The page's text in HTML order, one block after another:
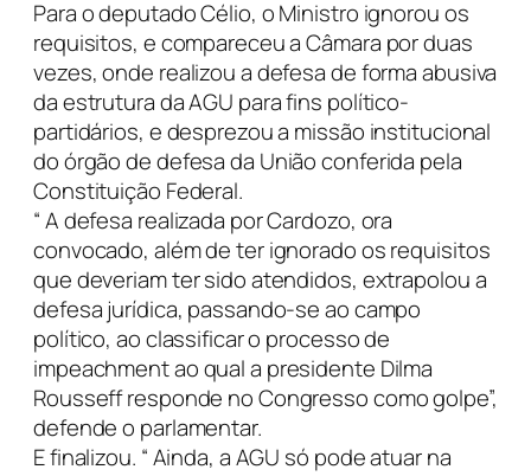
Para o deputado Célio, o Ministro ignorou os
requisitos, e compareceu a Câmara por duas
vezes, onde realizou a defesa de forma abusiva
da estrutura da AGU para fins político-
partidários, e desprezou a missão institucional
do órgão de defesa da União conferida pela
Constituição Federal.
“ A defesa realizada por Cardozo, ora
convocado, além de ter ignorado os requisitos
que deveriam ter sido atendidos, extrapolou a
defesa jurídica, passando-se ao campo
político, ao classificar o processo de
impeachment ao qual a presidente Dilma
Rousseff responde no Congresso como golpe”,
defende o parlamentar.
E finalizou. “ Ainda, a AGU só pode atuar na